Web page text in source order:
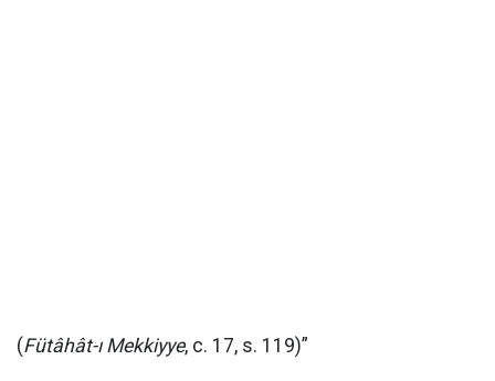
(Fütâhât-ı Mekkiyye, c. 17, s. 119)”